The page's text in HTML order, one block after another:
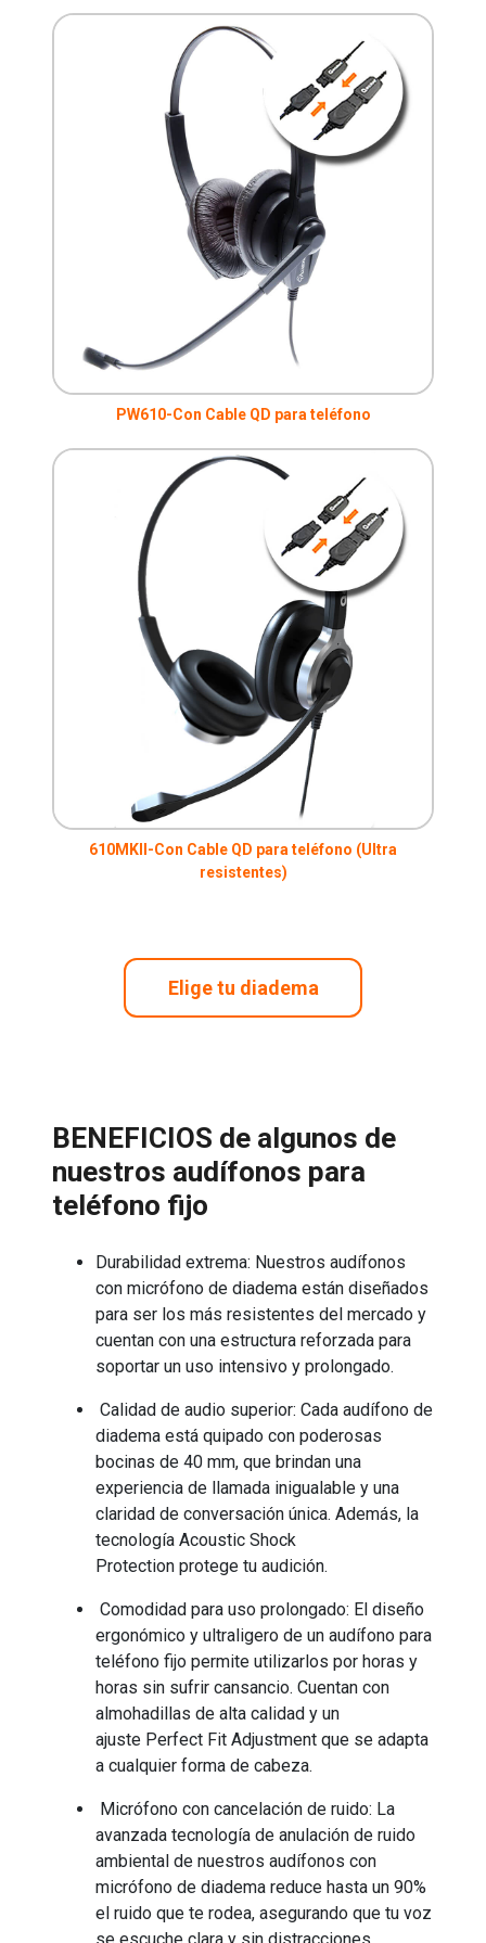
PW610-Con Cable QD para teléfono
610MKII-Con Cable QD para teléfono (Ultra
resistentes)
Elige tu diadema
BENEFICIOS de algunos de
nuestros audífonos para
teléfono fijo
Durabilidad extrema: Nuestros audífonos
con micrófono de diadema están diseñados
para ser los más resistentes del mercado y
cuentan con una estructura reforzada para
soportar un uso intensivo y prolongado.
Calidad de audio superior: Cada audífono de
diadema está quipado con poderosas
bocinas de 40 mm, que brindan una
experiencia de llamada inigualable y una
claridad de conversación única. Además, la
tecnología Acoustic Shock
Protection protege tu audición.
Comodidad para uso prolongado: El diseño
ergonómico y ultraligero de un audífono para
teléfono fijo permite utilizarlos por horas y
horas sin sufrir cansancio. Cuentan con
almohadillas de alta calidad y un
ajuste Perfect Fit Adjustment que se adapta
a cualquier forma de cabeza.
Micrófono con cancelación de ruido: La
avanzada tecnología de anulación de ruido
ambiental de nuestros audífonos con
micrófono de diadema reduce hasta un 90%
el ruido que te rodea, asegurando que tu voz